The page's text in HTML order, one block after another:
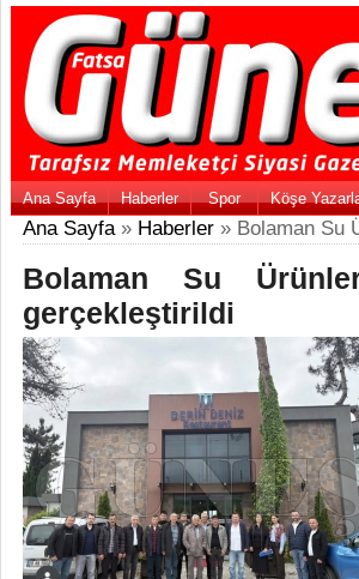
Ana Sayfa Haberler Spor Köşe
Ana Sayfa» Haberler » Bolaman Su
Bolaman Su
gerçekleştirildi